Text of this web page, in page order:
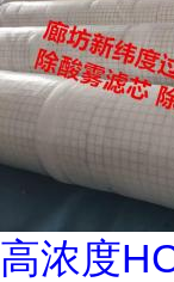
高浓度